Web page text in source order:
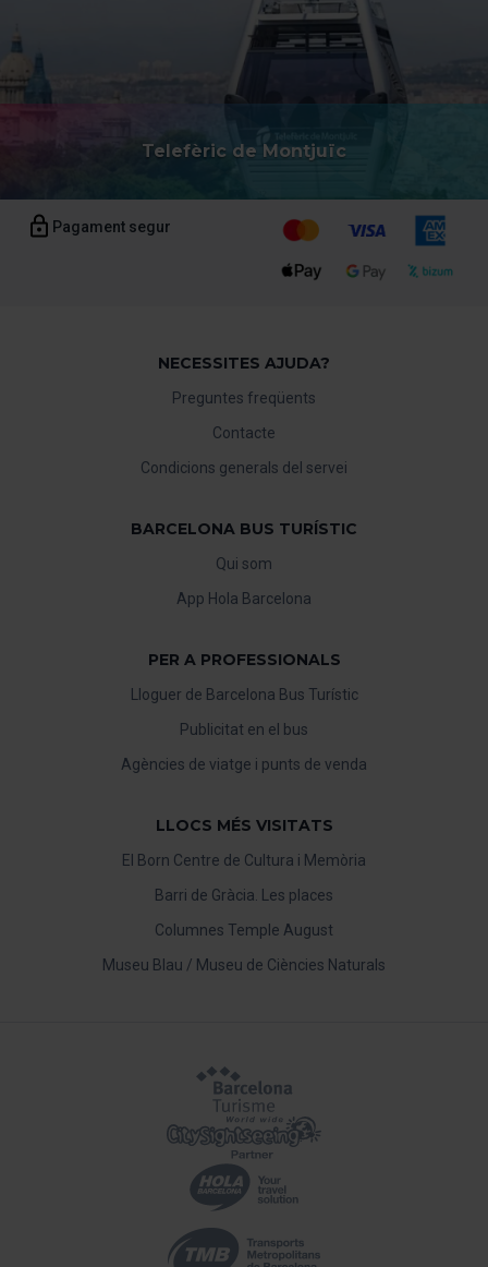
Telefèric de Montjuïc
Pagament segur
NECESSITES AJUDA?
Preguntes freqüents
Contacte
Condicions generals del servei
BARCELONA BUS TURÍSTIC
Qui som
App Hola Barcelona
PER A PROFESSIONALS
Lloguer de Barcelona Bus Turístic
Publicitat en el bus
Agències de viatge i punts de venda
LLOCS MÉS VISITATS
El Born Centre de Cultura i Memòria
Barri de Gràcia. Les places
Columnes Temple August
Museu Blau / Museu de Ciències Naturals